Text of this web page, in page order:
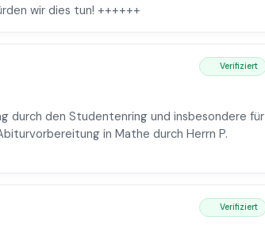
wir dies tun! ++++++
Verifiziert
durch den Studentenring und insbesondere für
in Mathe durch Herrn P.
Verifiziert